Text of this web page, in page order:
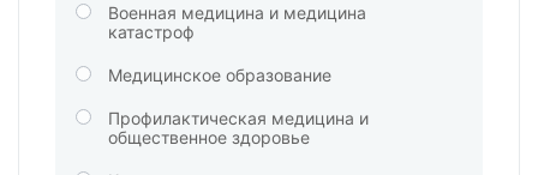
Военная медицина и медицина
катастроф
Медицинское образование
Профилактическая медицина и
общественное здоровье